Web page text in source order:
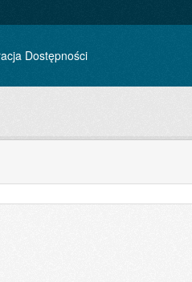
Dostępności